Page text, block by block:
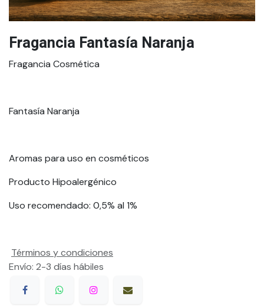
Fragancia Fantasía Naranja
Fragancia Cosmética
Fantasía Naranja
Aromas para uso en cosméticos
Producto Hipoalergénico
Uso recomendado: 0,5% al 1%
Términos y condiciones
Envío: 2-3 días hábiles